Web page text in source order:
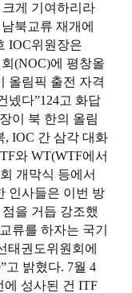
게 기여하리라
북교류 재개에
IOC위원장은
(NOC)에 평창올
올림픽 출전 자격
넸다”124고 화답
이 북 한의 올림
, IOC 간 삼각 대화
와 WT(WTF에서
개막식 등에서
인사들은 이번 방
을 거듭 강조했
류를 하자는 국기
태권도위원회에
고 밝혔다. 7월 4
에 성사된 건 ITF